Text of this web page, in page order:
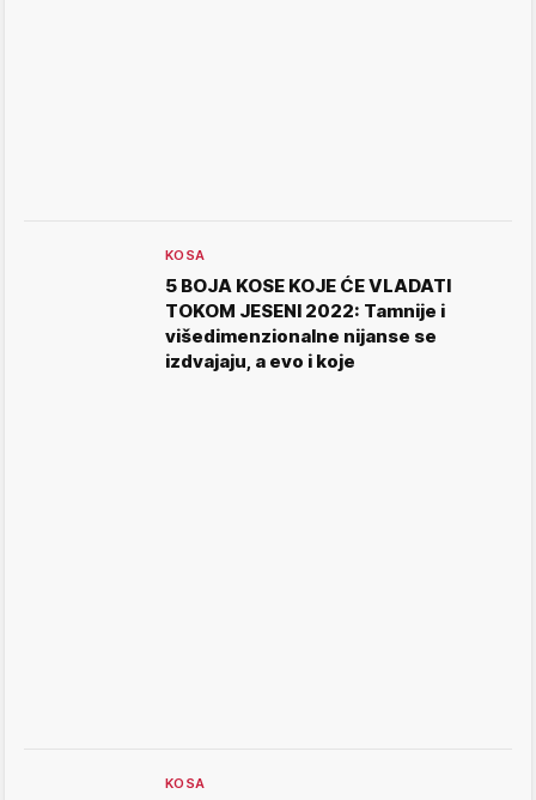
KOSA
5 BOJA KOSE KOJE ĆE VLADATI
TOKOM JESENI 2022: Tamnije i
višedimenzionalne nijanse se
izdvajaju, a evo i koje
KOSA